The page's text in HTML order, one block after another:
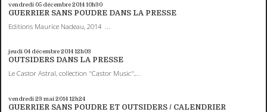
vendredi 05 décembre 201410h30
GUERRIER SANS POUDRE DANS LA PRESSE
Editions Maurice Nadeau, 2014 ...
jeudi 04 décembre 201412h03
OUTSIDERS DANS LA PRESSE
Le Castor Astral, collection "Castor Music",...
vendredi 23 mai 201412h24
GUERRIER SANS POUDRE ET OUTSIDERS / CALENDRIER